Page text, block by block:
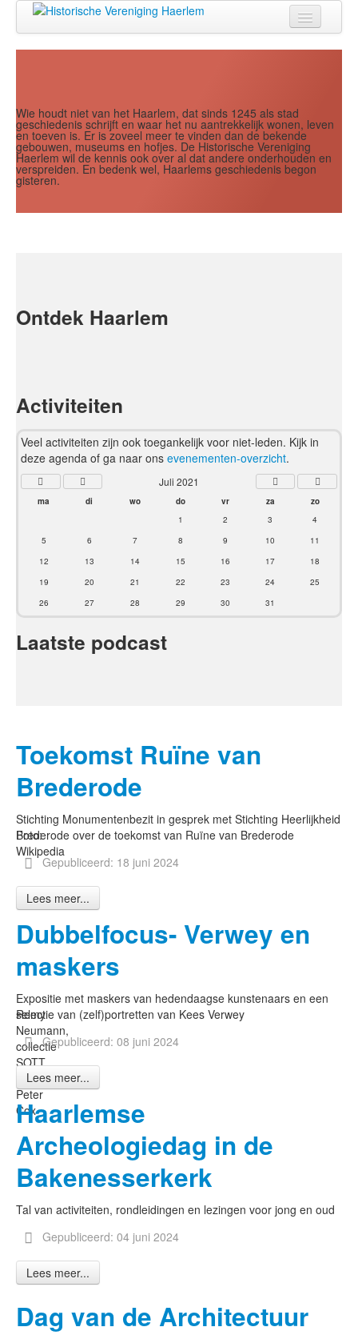
Zien
Lezen
Over ons
Wie houdt niet van het Haarlem, dat sinds 1245 als stad
geschiedenis schrijft en waar het nu aantrekkelijk wonen, leven
en toeven is. Er is zoveel meer te vinden dan de bekende
gebouwen, museums en hofjes. De Historische Vereniging
Haerlem wil de kennis ook over al dat andere onderhouden en
verspreiden. En bedenk wel, Haarlems geschiedenis begon
gisteren.
Ontdek Haarlem
Activiteiten
Veel activiteiten zijn ook toegankelijk voor niet-leden. Kijk in
deze agenda of ga naar ons evenementen-overzicht.
Jaar Maand Jaar
Maand
Juli 2021
ma di wo do vr za
zo
1
2 3
4
5
6 7 8 9 10
11
12
13 14 15 16 17
18
19
20 21 22 23 24
25
26
27 28 29 30 31
Laatste podcast
Toekomst Ruïne van
Brederode
Foto:
Wikipedia
Stichting Monumentenbezit in gesprek met Stichting Heerlijkheid
Brederode over de toekomst van Ruïne van Brederode
Gepubliceerd: 18 juni 2024
Lees meer...
Dubbelfocus- Verwey en
maskers
Remy
Neumann,
collectie
SOTT,
fotografie
Peter
Cox
Expositie met maskers van hedendaagse kunstenaars en een
selectie van (zelf)portretten van Kees Verwey
Gepubliceerd: 08 juni 2024
Lees meer...
Haarlemse
Archeologiedag in de
Bakenesserkerk
Tal van activiteiten, rondleidingen en lezingen voor jong en oud
Gepubliceerd: 04 juni 2024
Lees meer...
Dag van de Architectuur